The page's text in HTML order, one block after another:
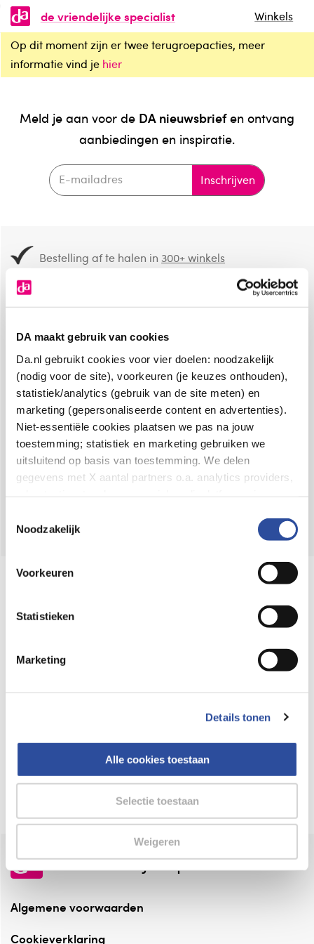
DA maakt gebruik van cookies
Da.nl gebruikt cookies voor vier doelen: noodzakelijk
(nodig voor de site), voorkeuren (je keuzes onthouden),
statistiek/analytics (gebruik van de site meten) en
marketing (gepersonaliseerde content en advertenties).
Niet-essentiële cookies plaatsen we pas na jouw
toestemming; statistiek en marketing gebruiken we
uitsluitend op basis van toestemming. We delen
gegevens met X aantal partners o.a. analytics providers,
en de bewaartermijnen per categorie. Je kunt je keuze op
gegevensverwerking staat in de
Privacyverklaring
Noodzakelijk
Voorkeuren
Statistieken
Marketing
Details tonen
Alle cookies toestaan
Selectie toestaan
Weigeren
de vriendelijke specialist
Winkels
Op dit moment zijn er twee terugroepacties, meer
informatie vind je hier
Meld je aan voor de DA nieuwsbriefen ontvang
aanbiedingen en inspiratie.
Inschrijven
Bestelling af te halen in300+ winkels
8.6 uit4.106 reviews
Over DA
Klantenservice
Assortiment
VolgDAop:
Online aanbieder medicijnen
webshop mag verkopen.
⁠Verantwoorde zorg, ⁠ook online.
Altijd onze folder bij de hand
Check onze folders ⁠bij AlleFolders.
de vriendelijke specialist
Algemene voorwaarden
Cookieverklaring